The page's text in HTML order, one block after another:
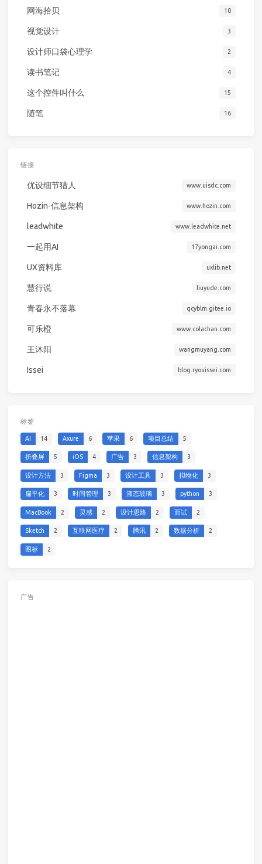
网海拾贝 10
视觉设计 3
设计师口袋心理学 2
读书笔记 4
这个控件叫什么 15
随笔 16
链接
优设细节猎人 www.uisdc.com
Hozin-信息架构 www.hozin.com
leadwhite www.leadwhite.net
一起用AI 17yongai.com
UX资料库 uxlib.net
慧行说 liuyude.com
青春永不落幕 qcyblm.gitee.io
可乐橙 www.colachan.com
王沐阳 wangmuyang.com
Issei blog.ryouissei.com
标签
AI 14 Axure 6 苹果 6 项目总结 5
折叠屏 5 iOS 4 广告 3 信息架构 3
设计方法 3 Figma 3 设计工具 3 拟物化 3
扁平化 3 时间管理 3 液态玻璃 3 python 3
MacBook 2 灵感 2 设计思路 2 面试 2
Sketch 2 互联网医疗 2 腾讯 2 数据分析 2
图标 2
广告